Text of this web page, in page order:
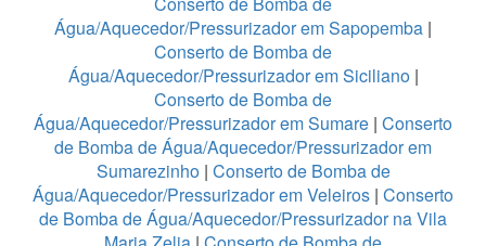
Água/Aquecedor/Pressurizador em Sapopemba |
Conserto de Bomba de
Água/Aquecedor/Pressurizador em Siciliano|
Conserto de Bomba de
Água/Aquecedor/Pressurizador em Sumare | Conserto
de Bomba de Água/Aquecedor/Pressurizador em
Sumarezinho| Conserto de Bomba de
Água/Aquecedor/Pressurizador em Veleiros | Conserto
de Bomba de Água/Aquecedor/Pressurizador na Vila